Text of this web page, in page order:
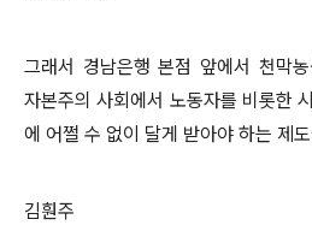
그래서 경남은행 본점 앞에서 천막
자본주의 사회에서 노동자를 비롯한
에 어쩔 수 없이 달게 받아야 하는 제
김훤주